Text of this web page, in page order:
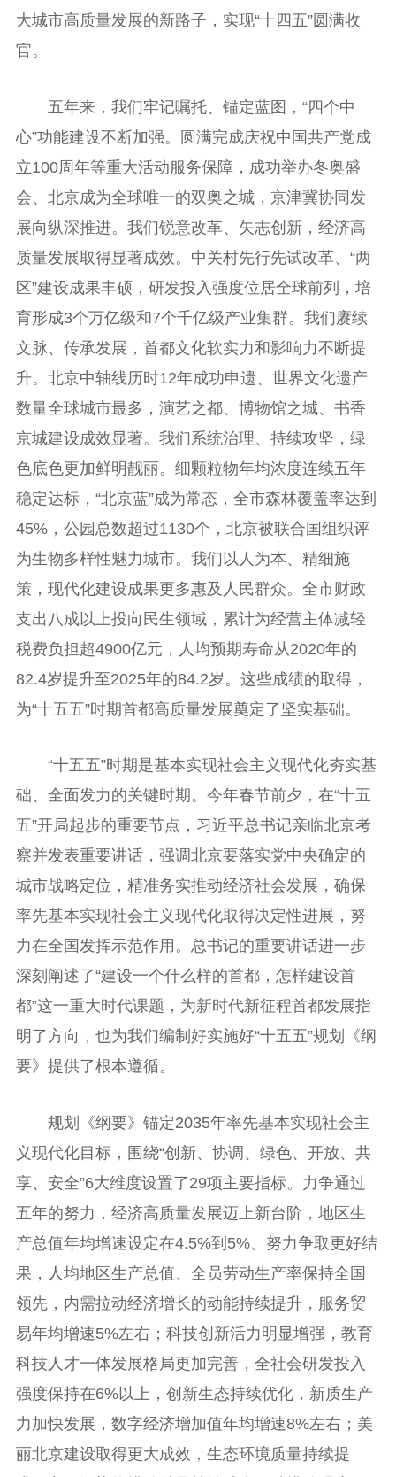
大城市高质量发展的新路子，实现“十四五”圆满收
官。
五年来，我们牢记嘱托、锚定蓝图，“四个中
心”功能建设不断加强。圆满完成庆祝中国共产党成
立100周年等重大活动服务保障，成功举办冬奥盛
会、北京成为全球唯一的双奥之城，京津冀协同发
展向纵深推进。我们锐意改革、矢志创新，经济高
质量发展取得显著成效。中关村先行先试改革、“两
区”建设成果丰硕，研发投入强度位居全球前列，培
育形成3个万亿级和7个千亿级产业集群。我们赓续
文脉、传承发展，首都文化软实力和影响力不断提
升。北京中轴线历时12年成功申遗、世界文化遗产
数量全球城市最多，演艺之都、博物馆之城、书香
京城建设成效显著。我们系统治理、持续攻坚，绿
色底色更加鲜明靓丽。细颗粒物年均浓度连续五年
稳定达标，“北京蓝”成为常态，全市森林覆盖率达到
45%，公园总数超过1130个，北京被联合国组织评
为生物多样性魅力城市。我们以人为本、精细施
策，现代化建设成果更多惠及人民群众。全市财政
支出八成以上投向民生领域，累计为经营主体减轻
税费负担超4900亿元，人均预期寿命从2020年的
82.4岁提升至2025年的84.2岁。这些成绩的取得，
为“十五五”时期首都高质量发展奠定了坚实基础。
“十五五”时期是基本实现社会主义现代化夯实基
础、全面发力的关键时期。今年春节前夕，在“十五
五”开局起步的重要节点，习近平总书记亲临北京考
察并发表重要讲话，强调北京要落实党中央确定的
城市战略定位，精准务实推动经济社会发展，确保
率先基本实现社会主义现代化取得决定性进展，努
力在全国发挥示范作用。总书记的重要讲话进一步
深刻阐述了“建设一个什么样的首都，怎样建设首
都”这一重大时代课题，为新时代新征程首都发展指
明了方向，也为我们编制好实施好“十五五”规划《纲
要》提供了根本遵循。
规划《纲要》锚定2035年率先基本实现社会主
义现代化目标，围绕“创新、协调、绿色、开放、共
享、安全”6大维度设置了29项主要指标。力争通过
五年的努力，经济高质量发展迈上新台阶，地区生
产总值年均增速设定在4.5%到5%、努力争取更好结
果，人均地区生产总值、全员劳动生产率保持全国
领先，内需拉动经济增长的动能持续提升，服务贸
易年均增速5%左右；科技创新活力明显增强，教育
科技人才一体发展格局更加完善，全社会研发投入
强度保持在6%以上，创新生态持续优化，新质生产
力加快发展，数字经济增加值年均增速8%左右；美
丽北京建设取得更大成效，生态环境质量持续提